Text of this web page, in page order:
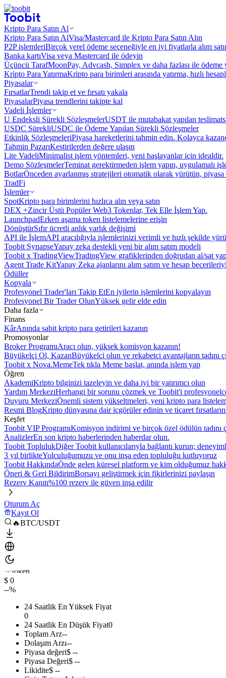
Kripto Para Satın Al
Kripto Para Satın AlVisa/Mastercard ile Kripto Para Satın Alın
P2P işlemleriBirçok yerel ödeme seçeneğiyle en iyi fiyatlarla alım
Banka kartıVisa veya Mastercard ile ödeyin
Üçüncü TarafMoonPay, Advcash, Simplex ve daha fazlası ile ödeme
Kripto Para YatırmaKripto para birimleri arasında yatırma, hızlı
Piyasalar
FırsatlarTrendi takip et ve fırsatı yakala
PiyasalarPiyasa trendlerini takipte kal
Vadeli İşlemler
U Endeksli Sürekli SözleşmelerUSDT ile mutabakat yapılan
USDC SürekliUSDC ile Ödeme Yapılan Sürekli Sözleşmeler
Etkinlik SözleşmeleriPiyasa hareketlerini tahmin edin. Kolayca
Tahmin PazarıKestirilerden değere ulaşın
Lite VadeliMinimalist işlem yöntemleri, yeni başlayanlar için idealdir.
Demo SözleşmelerTeminat gerektirmeden işlem yapın, uygulamalı
BotlarÖnceden ayarlanmış stratejileri otomatik olarak yürütün, piyasa
TradFi
İşlemler
SpotKripto para birimlerini hızlıca alın veya satın
DEX +Zincir Üstü Popüler Web3 Tokenlar, Tek Elle İşlem Yap.
LaunchpadErken aşama token listelemelerine erişin
DönüştürSıfır ücretli anlık varlık değişimi
API ile İşlemAPI aracılığıyla işlemlerinizi verimli ve hızlı şekilde
Toobit SynapseYapay zeka destekli yeni bir alım satım modeli
Toobit x TradingViewTradingView grafiklerinden doğrudan al/sat
Agent Trade KitYapay Zeka ajanlarını alım satım ve hesap
Ödüller
Kopyala
Profesyonel Trader'ları Takip EtEn iyilerin işlemlerini kopyalayın
Profesyonel Bir Trader OlunYüksek gelir elde edin
Daha fazla
Finans
KârAnında sabit kripto para getirileri kazanın
Promosyonlar
Broker ProgramıAracı olun, yüksek komisyon kazanın!
Büyükelçi Ol, KazanBüyükelçi olun ve rekabetçi avantajların tadını
Toobit x Nova.MemeTek tıkla Meme başlat, anında işlem yap
Öğren
AkademiKripto bilginizi tazeleyin ve daha iyi bir yatırımcı olun
Yardım MerkeziHerhangi bir sorunu çözmek ve Toobit'i
Duyuru MerkeziÖnemli sistem yükseltmeleri, yeni kripto para
Resmi BlogKripto dünyasına dair içgörüler edinin ve ticaret
Keşfet
Toobit VIP ProgramıKomisyon indirimi ve birçok özel ödülün tadını
AnalizlerEn son kripto haberlerinden haberdar olun.
Toobit ToplulukDiğer Toobit kullanıcılarıyla bağlantı kurun;
3 yıl birlikteYolculuğumuzu ve onu inşa eden topluluğu kutluyoruz
Toobit HakkındaÖnde gelen küresel platform ve kim olduğumuz
Öneri & Geri BildirimBorsayı geliştirmek için fikirlerinizi paylaşın
Rezerv Kanıtı%100 rezerv ile güven inşa edilir
Oturum Aç
Kayıt Ol
🔥BTC/USDT
$ 0
--%
24 Saatlik En Yüksek Fiyat
0
24 Saatlik En Düşük Fiyat0
Toplam Arz--
Dolaşım Arzı--
Piyasa değeri$ --
Piyasa Değeri$ --
Likidite$ --